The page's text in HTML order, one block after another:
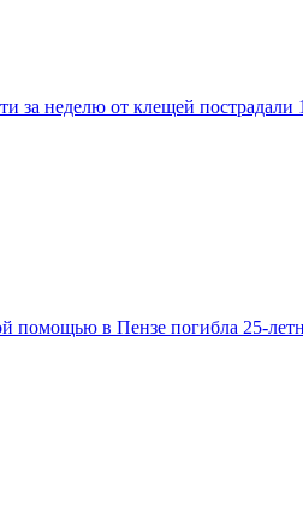
за неделю от клещей пострадали
помощью в Пензе погибла 25-